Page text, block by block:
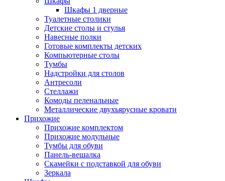
Шкафы 1 дверные
Туалетные столики
Детские столы и стулья
Навесные полки
Готовые комплекты детских
Компьютерные столы
Тумбы
Надстройки для столов
Антресоли
Стеллажи
Комоды пеленальные
Металлические двухъярусные кровати
Прихожие
Прихожие комплектом
Прихожие модульные
Тумбы для обуви
Панель-вешалка
Скамейки с подставкой для обуви
Зеркала